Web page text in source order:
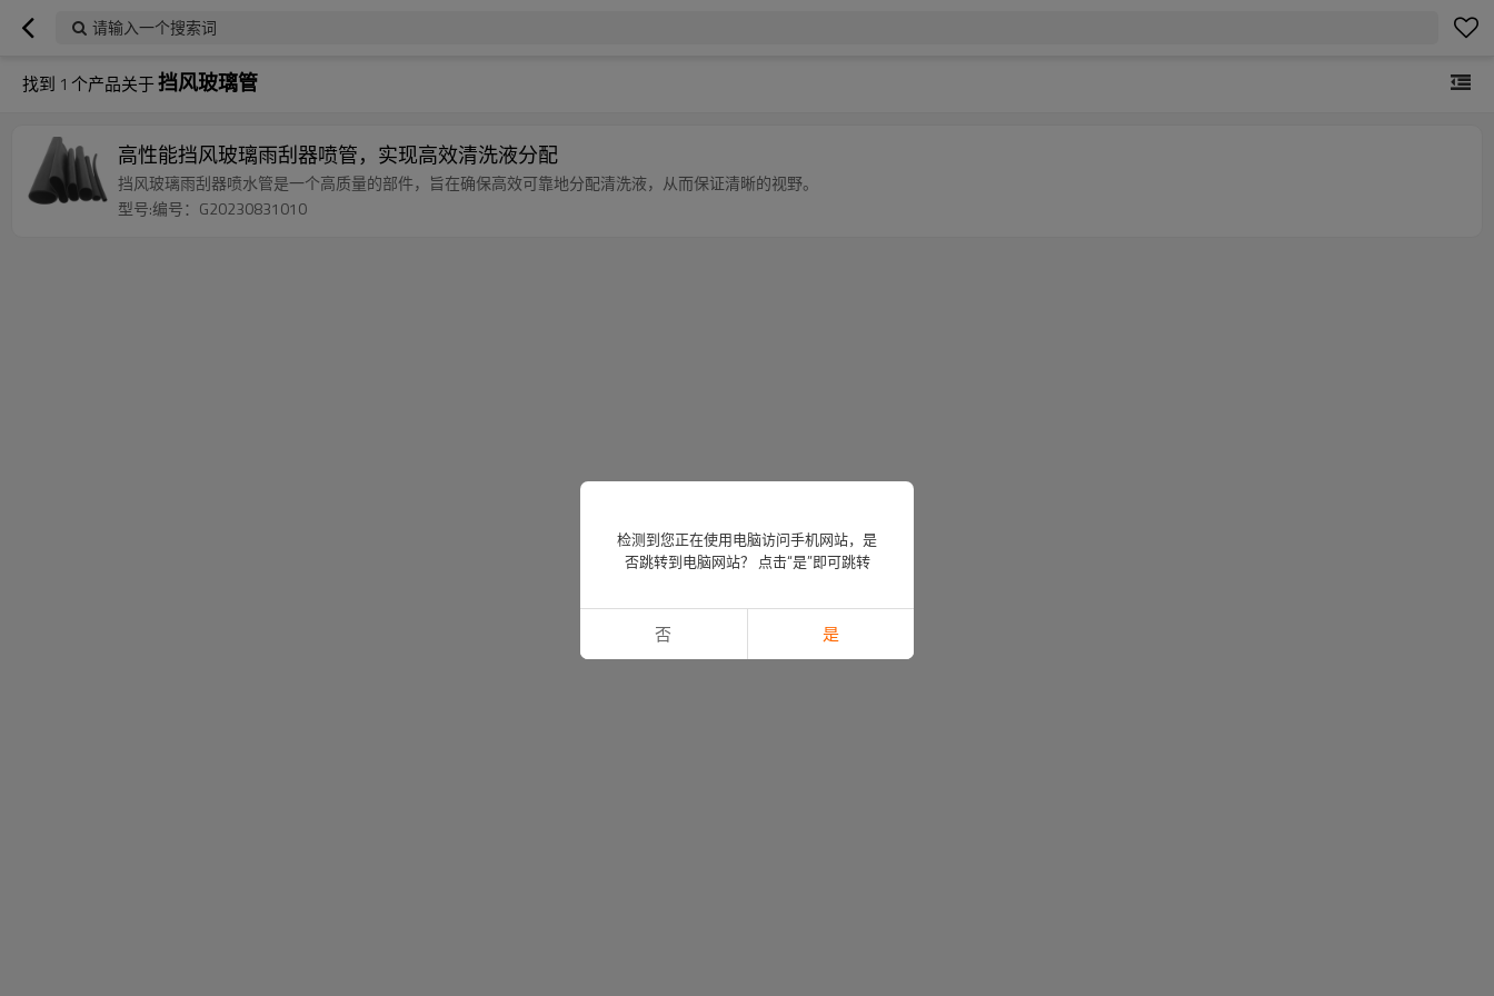
请输入一个搜索词
找到 1 个产品关于挡风玻璃管
高性能挡风玻璃雨刮器喷管，实现高效清洗液分配
挡风玻璃雨刮器喷水管是一个高质量的部件，旨在确保高效可靠地分配清洗液，从而保证清晰的视野。
型号:编号：G20230831010
检测到您正在使用电脑访问手机网站，是
否跳转到电脑网站？ 点击“是”即可跳转
否 是